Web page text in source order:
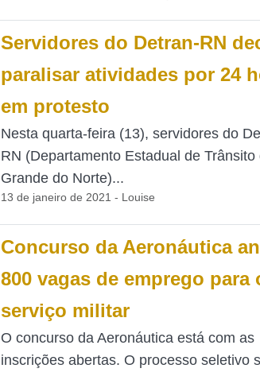
Servidores do Detran-RN
paralisar atividades por 24
em protesto
Nesta quarta-feira (13), servidores do
RN (Departamento Estadual de Trânsito
Grande do Norte)...
13 de janeiro de 2021 - Louise
Concurso da Aeronáutica
800 vagas de emprego para
serviço militar
O concurso da Aeronáutica está com as
inscrições abertas. O processo seletivo